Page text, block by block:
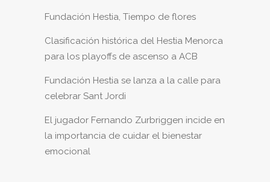
Fundación Hestia, Tiempo de flores
Clasificación histórica del Hestia Menorca
para los playoffs de ascenso a ACB
Fundación Hestia se lanza a la calle para
celebrar Sant Jordi
El jugador Fernando Zurbriggen incide en
la importancia de cuidar el bienestar
emocional